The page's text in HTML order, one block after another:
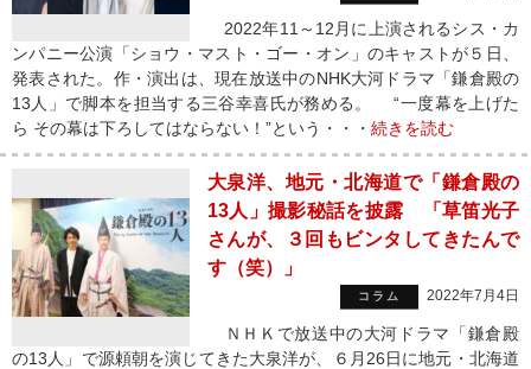
2022年11～12月に上演されるシス・カ
ンパニー公演「ショウ・マスト・ゴー・オン」のキャストが５日、
発表された。作・演出は、現在放送中のNHK大河ドラマ「鎌倉殿の
13人」で脚本を担当する三谷幸喜氏が務める。 “一度幕を上げた
ら その幕は下ろしてはならない！”という・・・ 続きを読む
大泉洋、地元・北海道で「鎌倉殿の
13人」撮影秘話を披露 「草笛光子
さんが、３回もビンタしてきたんで
す（笑）」
コラム 2022年7月4日
ＮＨＫで放送中の大河ドラマ「鎌倉殿
の13人」で源頼朝を演じてきた大泉洋が、６月26日に地元・北海道